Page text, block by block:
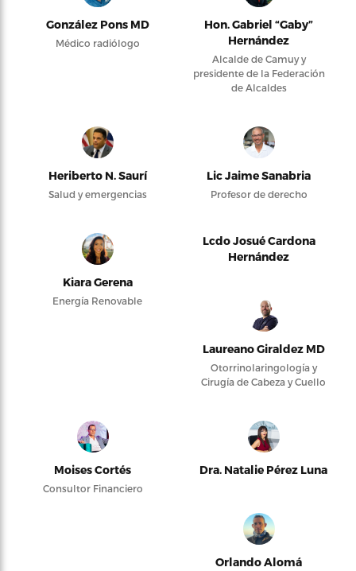
González Pons MD
Médico radiólogo
Hon. Gabriel “Gaby”
Hernández
Alcalde de Camuy y
presidente de la Federación
de Alcaldes
Heriberto N. Saurí
Salud y emergencias
Lic Jaime Sanabria
Profesor de derecho
Kiara Gerena
Energía Renovable
Lcdo Josué Cardona
Hernández
Laureano Giraldez MD
Otorrinolaringología y
Cirugía de Cabeza y Cuello
Moises Cortés
Consultor Financiero
Dra. Natalie Pérez Luna
Orlando Alomá